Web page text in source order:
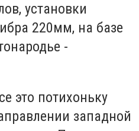
установки
220мм, на базе
-
это потихоньку
западной